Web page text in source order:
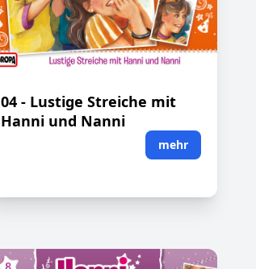
04 - Lustige Streiche mit
Hanni und Nanni
mehr